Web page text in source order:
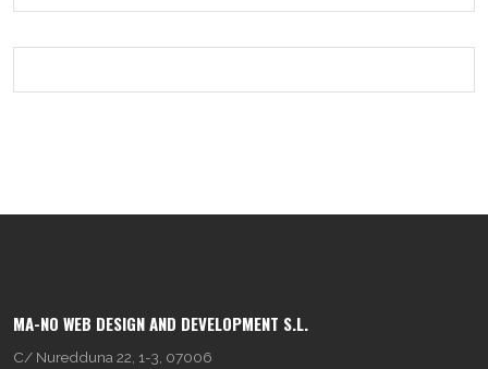
MA-NO WEB DESIGN AND DEVELOPMENT S.L.
C/ Nuredduna 22, 1-3, 07006